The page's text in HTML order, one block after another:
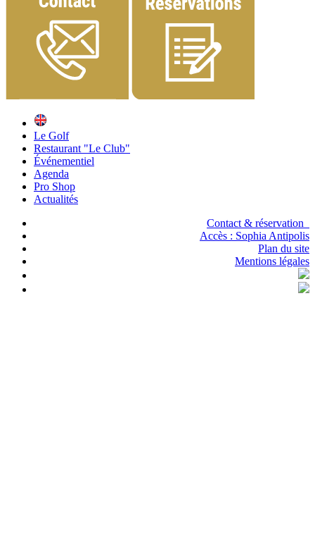
Le Golf
Restaurant "Le Club"
Événementiel
Agenda
Pro Shop
Actualités
Contact & réservation
Accès : Sophia Antipolis
Plan du site
Mentions légales